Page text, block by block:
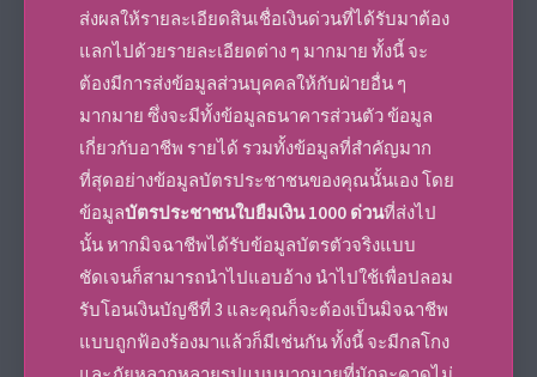
ส่งผลให้รายละเอียดสินเชื่อเงินด่วนที่ได้รับมาต้อง
แลกไปด้วยรายละเอียดต่าง ๆ มากมาย ทั้งนี้ จะ
ต้องมีการส่งข้อมูลส่วนบุคคลให้กับฝ่ายอื่น ๆ
มากมาย ซึ่งจะมีทั้งข้อมูลธนาคารส่วนตัว ข้อมูล
เกี่ยวกับอาชีพ รายได้ รวมทั้งข้อมูลที่สำคัญมาก
ที่สุดอย่างข้อมูลบัตรประชาชนของคุณนั้นเอง โดย
ข้อมูลบัตรประชาชนใบยืมเงิน 1000 ด่วนที่ส่งไป
นั้น หากมิจฉาชีพได้รับข้อมูลบัตรตัวจริงแบบ
ชัดเจนก็สามารถนำไปแอบอ้าง นำไปใช้เพื่อปลอม
รับโอนเงินบัญชีที่ 3 และคุณก็จะต้องเป็นมิจฉาชีพ
แบบถูกฟ้องร้องมาแล้วก็มีเช่นกัน ทั้งนี้ จะมีกลโกง